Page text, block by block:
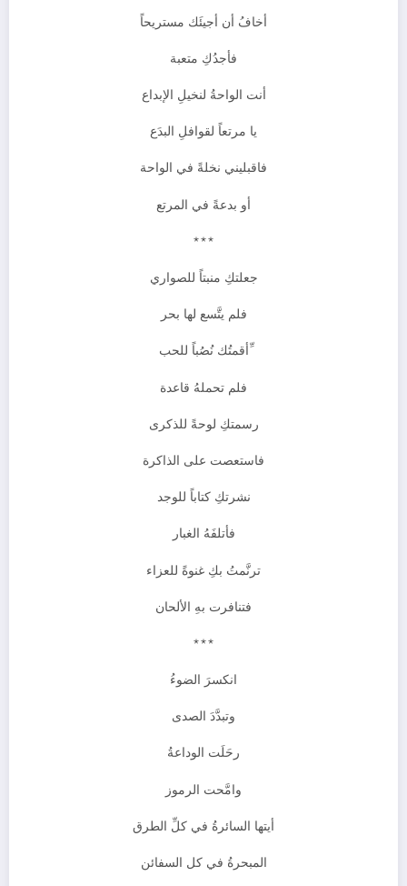
أخافُ أن أجيئَك مستريحاً
فأجدُكِ متعبة
أنت الواحةُ لنخيلِ الإبداع
يا مرتعاً لقوافلِ البدَع
فاقبليني نخلةً في الواحة
أو بدعةً في المرتع
***
جعلتكِ منبتاً للصواري
فلم يتَّسع لها بحر
ِّأقمتُك نُصُباً للحب
فلم تحملهُ قاعدة
رسمتكِ لوحةً للذكرى
فاستعصت على الذاكرة
نشرتكِ كتاباً للوجد
فأتلفَهُ الغبار
ترنَّمتُ بكِ غنوةً للعزاء
فتنافرت بهِ الألحان
***
انكسرَ الضوءُ
وتبدَّدَ الصدى
رحَلَت الوداعةُ
وامَّحت الرموز
أيتها السائرةُ في كلِّ الطرق
المبحرةُ في كل السفائن